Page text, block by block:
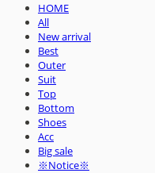
HOME
All
New arrival
Best
Outer
Suit
Top
Bottom
Shoes
Acc
Big sale
※Notice※